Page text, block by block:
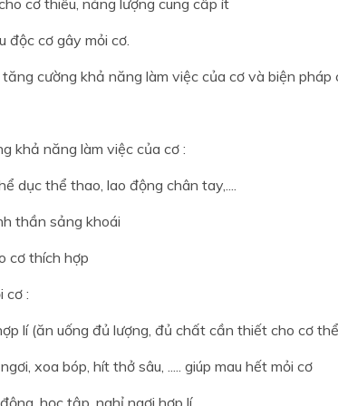
cơ gây mỏi cơ.
cường khả năng làm việc của cơ và biện pháp
khả năng làm việc của cơ :
dục thể thao, lao động chân tay,....
thần sảng khoái
cơ thích hợp
cơ :
lí (ăn uống đủ lượng, đủ chất cần thiết cho cơ
xoa bóp, hít thở sâu, ..... giúp mau hết mỏi cơ
học tập, nghỉ ngơi hợp lí.